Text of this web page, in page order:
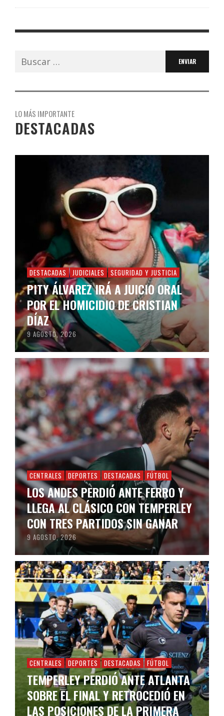
Buscar:
LO MÁS IMPORTANTE
DESTACADAS
DESTACADAS JUDICIALES SEGURIDAD Y JUSTICIA
PITY ÁLVAREZ IRÁ A JUICIO ORAL
POR EL HOMICIDIO DE CRISTIAN
DÍAZ
9 AGOSTO, 2026
CENTRALES DEPORTES DESTACADAS FÚTBOL
LOS ANDES PERDIÓ ANTE FERRO Y
LLEGA AL CLÁSICO CON TEMPERLEY
CON TRES PARTIDOS SIN GANAR
9 AGOSTO, 2026
CENTRALES DEPORTES DESTACADAS FÚTBOL
TEMPERLEY PERDIÓ ANTE ATLANTA
SOBRE EL FINAL Y RETROCEDIÓ EN
LAS POSICIONES DE LA PRIMERA